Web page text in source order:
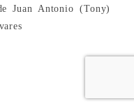
Juan Antonio (Tony)